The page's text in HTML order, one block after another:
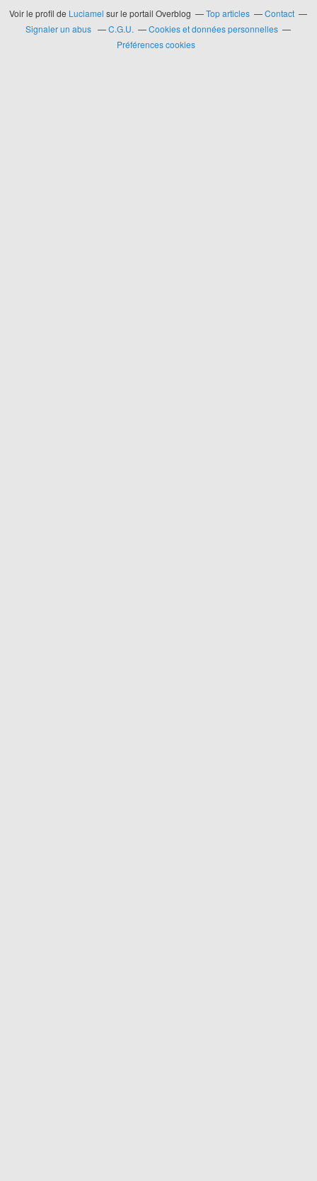
Voir le profil de Luciamel sur le portail Overblog Top articles
Contact
Signaler un abus
C.G.U.
Cookies et données personnelles
Préférences cookies